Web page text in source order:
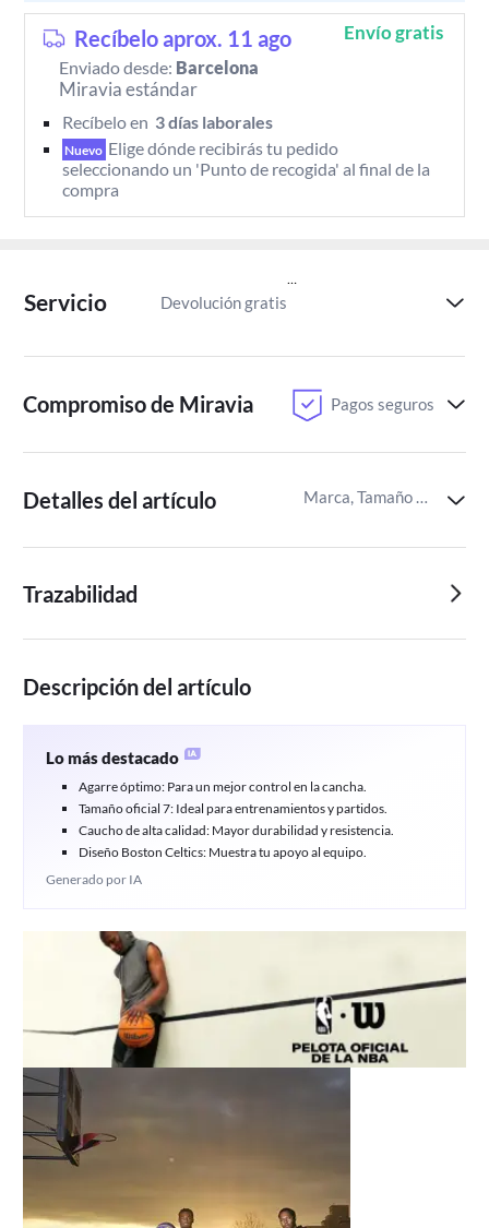
Recíbelo aprox. 11 ago Envío gratis
Enviado desde: Barcelona
Miravia estándar
Recíbelo en 3 días laborales
Nuevo Elige dónde recibirás tu pedido
seleccionando un 'Punto de recogida' al final de la
compra
Servicio Devolución gratis Paga
Compromiso de Miravia Pagos seguros
Detalles del artículo Marca, Tamaño del balón,Material
Trazabilidad
Descripción del artículo
Lo más destacado
Agarre óptimo: Para un mejor control en la cancha.
Tamaño oficial 7: Ideal para entrenamientos y partidos.
Caucho de alta calidad: Mayor durabilidad y resistencia.
Diseño Boston Celtics: Muestra tu apoyo al equipo.
Generado por IA